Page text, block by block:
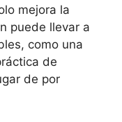
mejora la
puede llevar a
como una
de
de por